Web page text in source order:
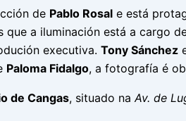
de Pablo Rosal e está
que a iluminación está a cargo
executiva. Tony Sánchez
Paloma Fidalgo, a fotografía é
de Cangas, situado naAv. de